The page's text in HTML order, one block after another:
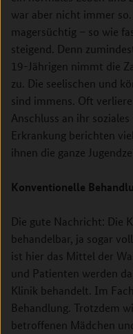
war aber nicht immer
magersüchtig – so wie
steigend. Denn
19-Jährigen nimmt die
zu. Die seelischen und
sind immens. Oft
Anschluss an ihr
Erkrankung berichten
ihnen die ganze
Konventionelle
Die gute Nachricht: Die
behandelbar, ja sogar
ist hier das Mittel der
und Patienten werden
Klinik behandelt. Im
Behandlung. Trotzdem
betroffenen Mädchen